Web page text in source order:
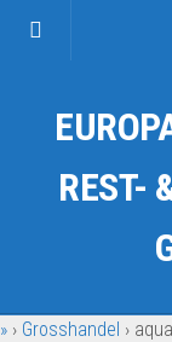
Kategorien
Auto & Motorrad
Fahrzeuge &
Garten &
REST-
» › Grosshandel ›